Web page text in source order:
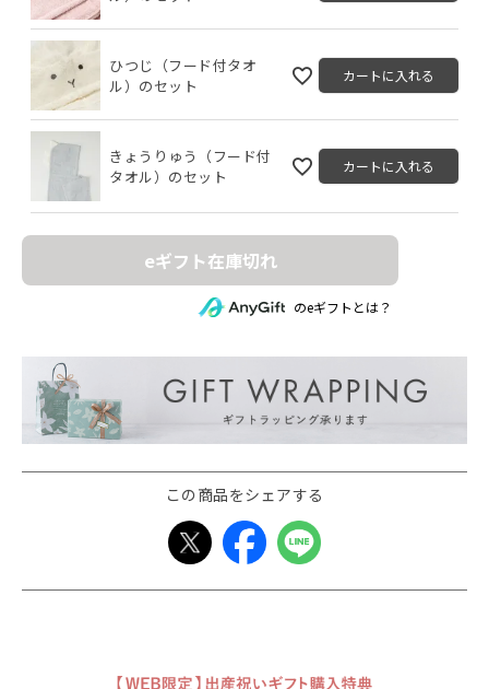
ひつじ（フード付タオ
ル）のセット
カートに入れる
きょうりゅう（フード付
タオル）のセット
カートに入れる
eギフト在庫切れ
のeギフトとは？
この商品をシェアする